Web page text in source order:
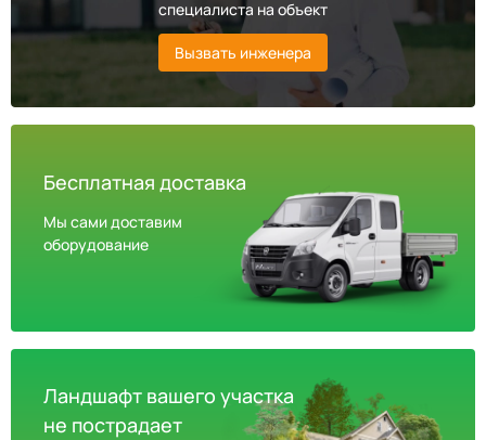
специалиста на объект
Вызвать инженера
Бесплатная доставка
Мы сами доставим
оборудование
Ландшафт вашего участка
не пострадает